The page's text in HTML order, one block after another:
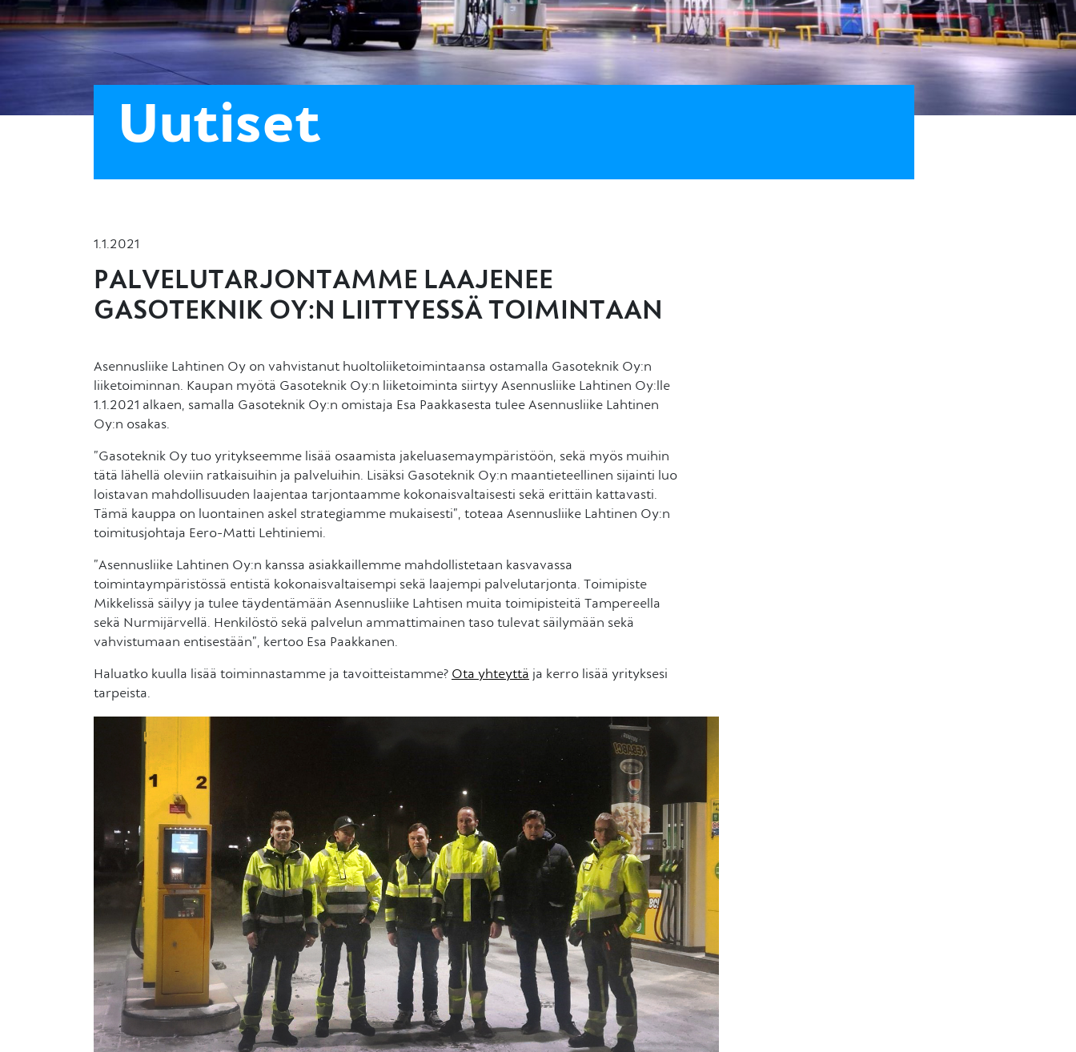
Uutiset
1.1.2021
PALVELUTARJONTAMME LAAJENEE
GASOTEKNIK OY:N LIITTYESSÄ TOIMINTAAN
Asennusliike Lahtinen Oy on vahvistanut huoltoliiketoimintaansa ostamalla Gasoteknik Oy:n
liiketoiminnan. Kaupan myötä Gasoteknik Oy:n liiketoiminta siirtyy Asennusliike Lahtinen Oy:lle
1.1.2021 alkaen, samalla Gasoteknik Oy:n omistaja Esa Paakkasesta tulee Asennusliike Lahtinen
Oy:n osakas.
”Gasoteknik Oy tuo yritykseemme lisää osaamista jakeluasemaympäristöön, sekä myös muihin
tätä lähellä oleviin ratkaisuihin ja palveluihin. Lisäksi Gasoteknik Oy:n maantieteellinen sijainti luo
loistavan mahdollisuuden laajentaa tarjontaamme kokonaisvaltaisesti sekä erittäin kattavasti.
Tämä kauppa on luontainen askel strategiamme mukaisesti”, toteaa Asennusliike Lahtinen Oy:n
toimitusjohtaja Eero-Matti Lehtiniemi.
”Asennusliike Lahtinen Oy:n kanssa asiakkaillemme mahdollistetaan kasvavassa
toimintaympäristössä entistä kokonaisvaltaisempi sekä laajempi palvelutarjonta. Toimipiste
Mikkelissä säilyy ja tulee täydentämään Asennusliike Lahtisen muita toimipisteitä Tampereella
sekä Nurmijärvellä. Henkilöstö sekä palvelun ammattimainen taso tulevat säilymään sekä
vahvistumaan entisestään”, kertoo Esa Paakkanen.
Haluatko kuulla lisää toiminnastamme ja tavoitteistamme? Ota yhteyttä ja kerro lisää yrityksesi
tarpeista.